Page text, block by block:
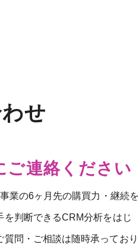
せ
ご連絡ください
業の6ヶ月先の購買力・継続を
を判断できるCRM分析をはじ
質問・ご相談は随時承っており